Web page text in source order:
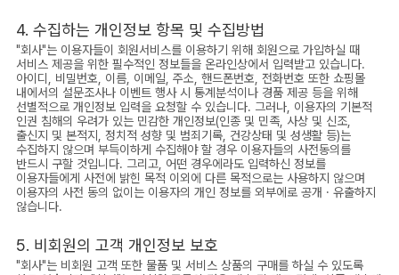
4. 수집하는 개인정보 항목 및 수집방법
"회사"는 이용자들이 회원서비스를 이용하기 위해 회원으로 가입하실 때
서비스 제공을 위한 필수적인 정보들을 온라인상에서 입력받고 있습니다.
아이디, 비밀번호, 이름, 이메일, 주소, 핸드폰번호, 전화번호 또한 쇼핑몰
내에서의 설문조사나 이벤트 행사 시 통계분석이나 경품 제공 등을 위해
선별적으로 개인정보 입력을 요청할 수 있습니다. 그러나, 이용자의 기본적
인권 침해의 우려가 있는 민감한 개인정보(인종 및 민족, 사상 및 신조,
출신지 및 본적지, 정치적 성향 및 범죄기록, 건강상태 및 성생활 등)는
수집하지 않으며 부득이하게 수집해야 할 경우 이용자들의 사전동의를
반드시 구할 것입니다. 그리고, 어떤 경우에라도 입력하신 정보를
이용자들에게 사전에 밝힌 목적 이외에 다른 목적으로는 사용하지 않으며
이용자의 사전 동의 없이는 이용자의 개인 정보를 외부에로 공개 · 유출하지
않습니다.
5. 비회원의 고객 개인정보 보호
"회사"는 비회원 고객 또한 물품 및 서비스 상품의 구매를 하실 수 있도록